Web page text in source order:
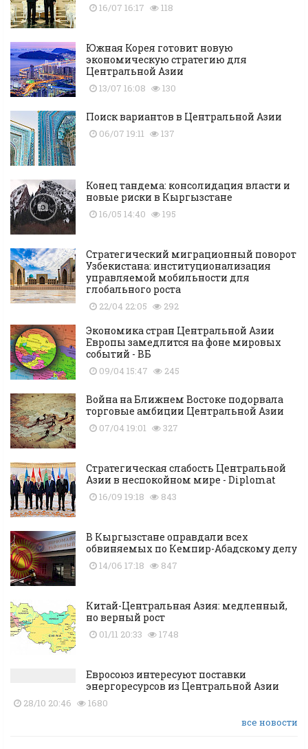
16/07 16:17 118
Южная Корея готовит новую
экономическую стратегию для
Центральной Азии
13/07 16:08 130
Поиск вариантов в Центральной Азии
06/07 19:11 137
Конец тандема: консолидация власти и
новые риски в Кыргызстане
16/05 14:40 195
Стратегический миграционный поворот
Узбекистана: институционализация
управляемой мобильности для
глобального роста
22/04 22:05 292
Экономика стран Центральной Азии
Европы замедлится на фоне мировых
событий - ВБ
09/04 15:47 245
Война на Ближнем Востоке подорвала
торговые амбиции Центральной Азии
07/04 19:01 327
Стратегическая слабость Центральной
Азии в неспокойном мире - Diplomat
16/09 19:18 843
В Кыргызстане оправдали всех
обвиняемых по Кемпир-Абадскому делу
14/06 17:18 847
Китай-Центральная Азия: медленный,
но верный рост
01/11 20:33 1748
Евросоюз интересуют поставки
энергоресурсов из Центральной Азии
28/10 20:46
1680
все новости